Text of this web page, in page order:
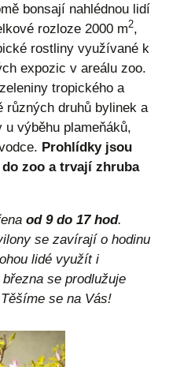
bonsají nahlédnou lidí
rozloze 2000 m2,
rostliny využívané k
expozic v areálu zoo.
tropického a
různých druhů bylinek a
výběhu plameňáků,
Prohlídky jsou
zoo a trvají zhruba
od 9 do 17 hod.
se zavírají o hodinu
lidé využít i
se prodlužuje
se na Vás!